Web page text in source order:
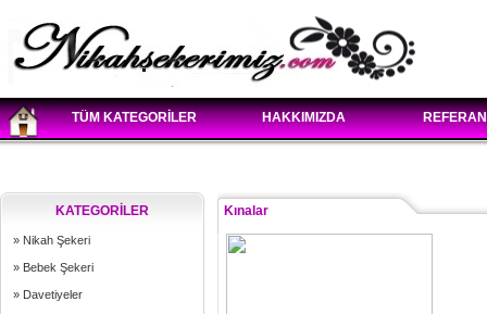
TÜM KATEGORİLER HAKKIMIZDA
KATEGORİLER
» Nikah Şekeri
» Bebek Şekeri
» Davetiyeler
Kınalar